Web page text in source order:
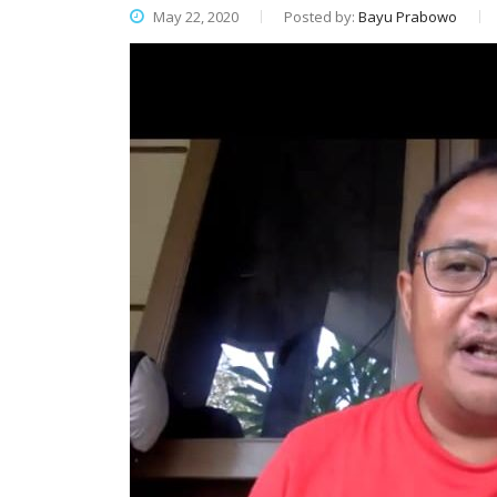
May 22, 2020 Posted by: Bayu Prabowo